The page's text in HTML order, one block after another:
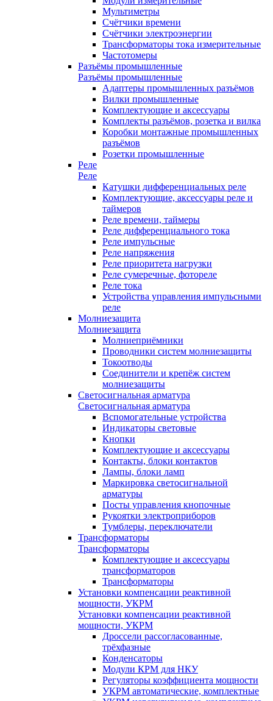
Мультиметры
Счётчики времени
Счётчики электроэнергии
Трансформаторы тока измерительные
Частотомеры
Разъёмы промышленные
Разъёмы промышленные
Адаптеры промышленных разъёмов
Вилки промышленные
Комплектующие и аксессуары
Комплекты разъёмов, розетка и вилка
Коробки монтажные промышленных
разъёмов
Розетки промышленные
Реле
Реле
Катушки дифференциальных реле
Комплектующие, аксессуары реле и
таймеров
Реле времени, таймеры
Реле дифференциального тока
Реле импульсные
Реле напряжения
Реле приоритета нагрузки
Реле сумеречные, фотореле
Реле тока
Устройства управления импульсными
реле
Молниезащита
Молниезащита
Молниеприёмники
Проводники систем молниезащиты
Токоотводы
Соединители и крепёж систем
молниезащиты
Светосигнальная арматура
Светосигнальная арматура
Вспомогательные устройства
Индикаторы световые
Кнопки
Комплектующие и аксессуары
Контакты, блоки контактов
Лампы, блоки ламп
Маркировка светосигнальной
арматуры
Посты управления кнопочные
Рукоятки электроприборов
Тумблеры, переключатели
Трансформаторы
Трансформаторы
Комплектующие и аксессуары
трансформаторов
Трансформаторы
Установки компенсации реактивной
мощности, УКРМ
Установки компенсации реактивной
мощности, УКРМ
Дроссели рассогласованные,
трёхфазные
Конденсаторы
Модули КРМ для НКУ
Регуляторы коэффициента мощности
УКРМ автоматические, комплектные